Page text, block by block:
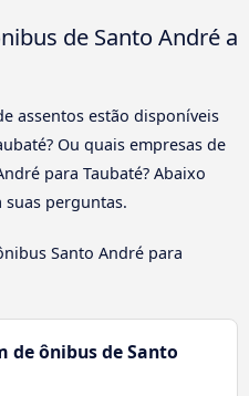
de Santo André a
assentos estão disponíveis
Ou quais empresas de
para Taubaté? Abaixo
suas perguntas.
Santo André para
de ônibus de Santo